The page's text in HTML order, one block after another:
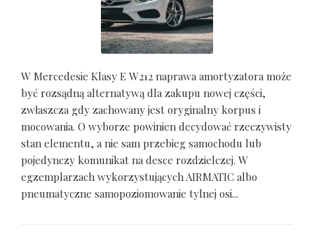
W Mercedesie Klasy E W212 naprawa amortyzatora może
być rozsądną alternatywą dla zakupu nowej części,
zwłaszcza gdy zachowany jest oryginalny korpus i
mocowania. O wyborze powinien decydować rzeczywisty
stan elementu, a nie sam przebieg samochodu lub
pojedynczy komunikat na desce rozdzielczej. W
egzemplarzach wykorzystujących AIRMATIC albo
pneumatyczne samopoziomowanie tylnej osi...